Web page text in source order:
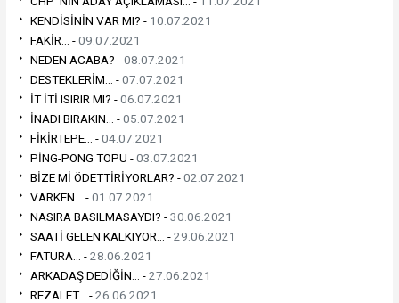
KENDİSİNİN VAR MI? - 10.07.2021
FAKİR... -09.07.2021
NEDEN ACABA? -08.07.2021
DESTEKLERİM... -07.07.2021
İT İTİ ISIRIR MI? -06.07.2021
İNADI BIRAKIN... -05.07.2021
FİKİRTEPE... -04.07.2021
PİNG-PONG TOPU -03.07.2021
BİZE Mİ ÖDETTİRİYORLAR? -02.07.2021
VARKEN... -01.07.2021
NASIRA BASILMASAYDI? -30.06.2021
SAATİ GELEN KALKIYOR... -29.06.2021
FATURA... -28.06.2021
ARKADAŞ DEDİĞİN... -27.06.2021
REZALET... -26.06.2021